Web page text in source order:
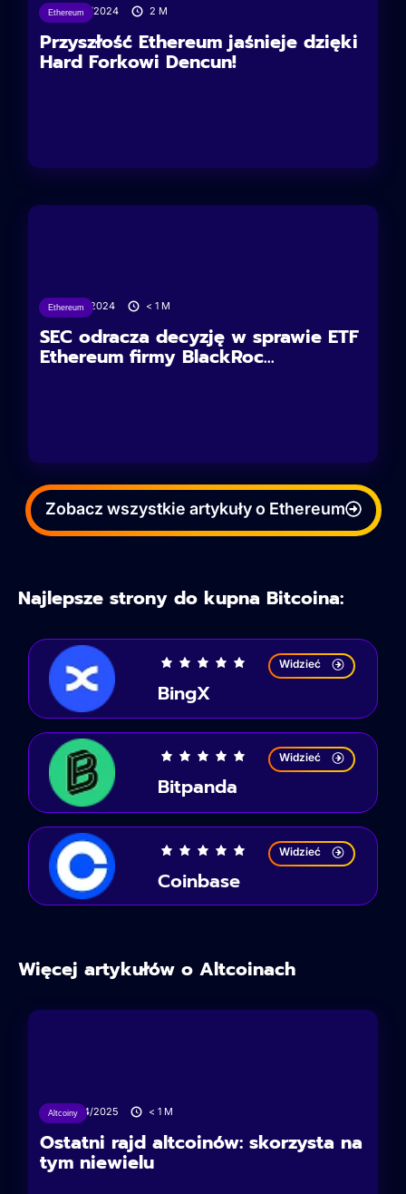
Ethereum
03/02/2024 2 M
Przyszłość Ethereum jaśnieje dzięki
Hard Forkowi Dencun!
Ethereum
25/01/2024 < 1 M
SEC odracza decyzję w sprawie ETF
Ethereum firmy BlackRoc...
Zobacz wszystkie artykuły o Ethereum
Najlepsze strony do kupna Bitcoina:
BingX
Widzieć
Bitpanda
Widzieć
Coinbase
Widzieć
Więcej artykułów o Altcoinach
Altcoiny
04/04/2025 < 1 M
Ostatni rajd altcoinów: skorzysta na
tym niewielu